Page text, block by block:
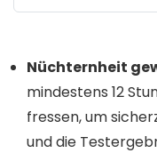
Nüchternheit
mindestens 12
fressen, um
und die